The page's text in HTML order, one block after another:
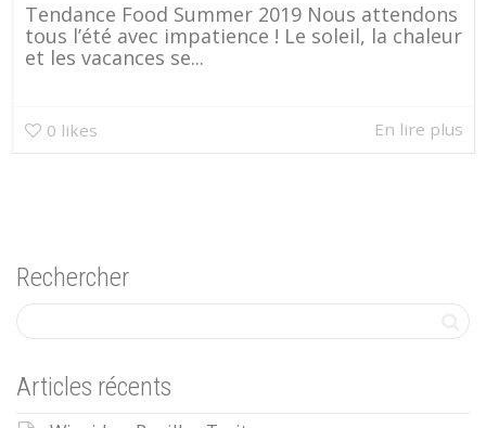
Tendance Food Summer 2019 Nous attendons
tous l’été avec impatience ! Le soleil, la chaleur
et les vacances se...
0 likes En lire plus
Rechercher
Articles récents